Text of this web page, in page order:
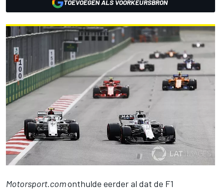
TOEVOEGEN ALS VOORKEURSBRON
Motorsport.comonthulde eerder al dat de F1